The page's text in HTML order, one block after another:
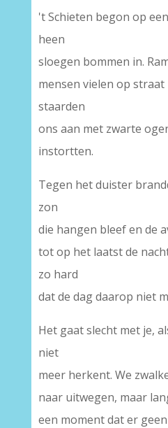
't Schieten begon op
heen
sloegen bommen in.
mensen vielen op straat
staarden
ons aan met zwarte
instortten.
Tegen het duister
zon
die hangen bleef en de
tot op het laatst de
zo hard
dat de dag daarop niet
Het gaat slecht met je,
niet
meer herkent. We
naar uitwegen, maar
een moment dat er